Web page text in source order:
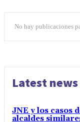
No hay publicaciones
Latest news
JNE y los casos
alcaldes